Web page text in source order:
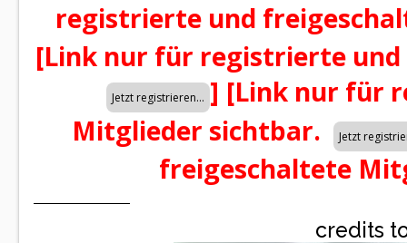
registrierte und
[Link nur für registrierte
] [Link nur für
Mitglieder sichtbar.
freigeschaltete
credits